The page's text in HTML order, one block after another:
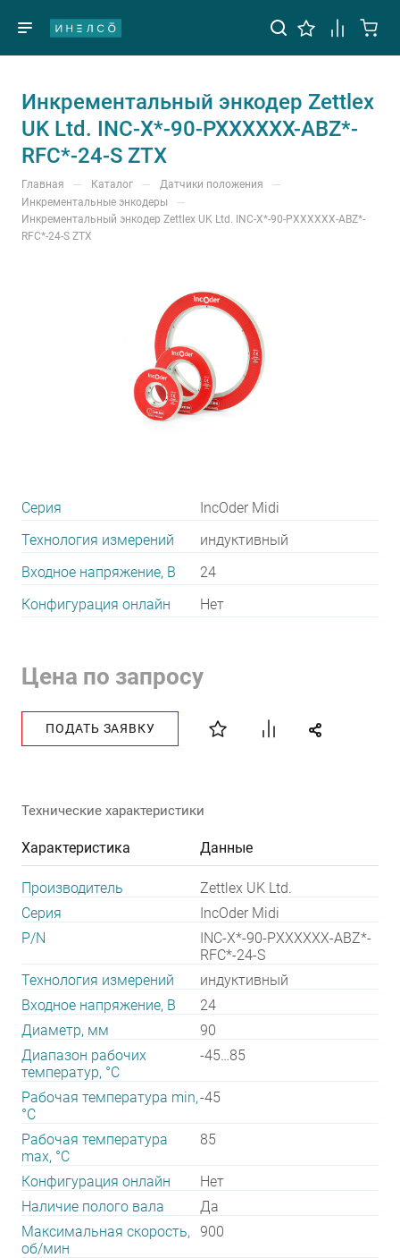
Инкрементальный энкодер Zettlex
UK Ltd. INC-X*-90-PXXXXXX-ABZ*-
RFC*-24-S ZTX
Главная — Каталог — Датчики положения —
Инкрементальные энкодеры —
Инкрементальный энкодер Zettlex UK Ltd. INC-X*-90-PXXXXXX-ABZ*-
RFC*-24-S ZTX
Серия
IncOder Midi
Технология измерений
индуктивный
Входное напряжение, В
24
Конфигурация онлайн
Нет
Цена по запросу
ПОДАТЬ ЗАЯВКУ
Технические характеристики
Характеристика Данные
Производитель
Zettlex UK Ltd.
Серия
IncOder Midi
P/N
INC-X*-90-PXXXXXX-ABZ*-
RFC*-24-S
Технология измерений
индуктивный
Входное напряжение, В
24
Диаметр, мм
90
Диапазон рабочих
температур, °С
-45…85
Рабочая температура min,
°С
-45
Рабочая температура
max, °С
85
Конфигурация онлайн
Нет
Наличие полого вала
Да
Максимальная скорость,
об/мин
900